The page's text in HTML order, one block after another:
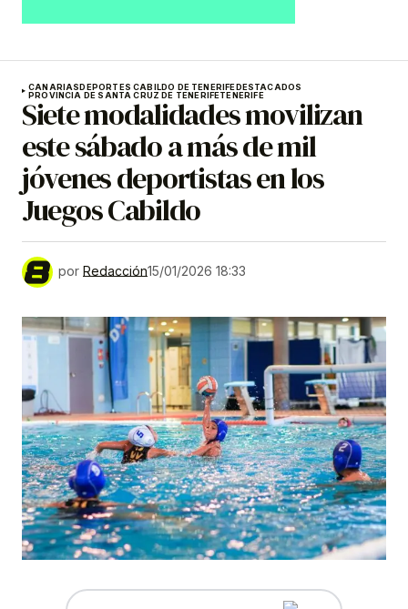
CANARIASDEPORTES CABILDO DE TENERIFEDESTACADOS
PROVINCIA DE SANTA CRUZ DE TENERIFETENERIFE
Siete modalidades movilizan
este sábado a más de mil
jóvenes deportistas en los
Juegos Cabildo
por Redacción15/01/2026 18:33